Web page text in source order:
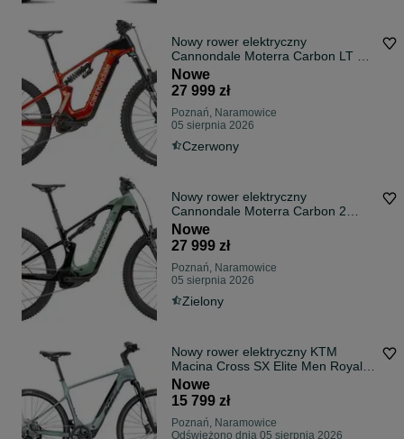
Nowy rower elektryczny
Cannondale Moterra Carbon LT 1
FOR, Full, gwarancja, FV
Nowe
27 999 zł
Poznań, Naramowice
05 sierpnia 2026
Czerwony
Nowy rower elektryczny
Cannondale Moterra Carbon 2
(JDE), Full, gwarancja, FV
Nowe
27 999 zł
Poznań, Naramowice
05 sierpnia 2026
Zielony
Nowy rower elektryczny KTM
Macina Cross SX Elite Men Royal
Teal Matt, gwarancja, FV
Nowe
15 799 zł
Poznań, Naramowice
Odświeżono dnia 05 sierpnia 2026